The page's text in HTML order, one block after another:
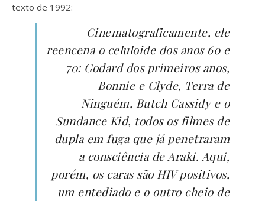
texto de 1992:
Cinematograficamente, ele
reencena o celuloide dos anos 60 e
70: Godard dos primeiros anos,
Bonnie e Clyde, Terra de
Ninguém, Butch Cassidy e o
Sundance Kid, todos os filmes de
dupla em fuga que já penetraram
a consciência de Araki. Aqui,
porém, os caras são HIV positivos,
um entediado e o outro cheio de